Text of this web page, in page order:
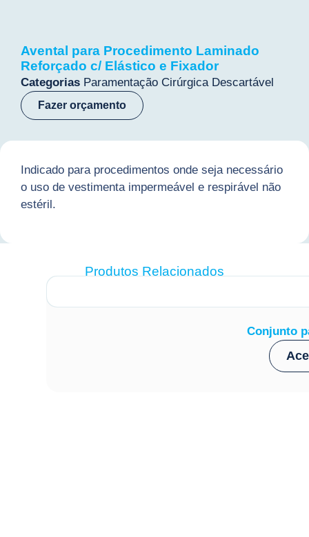
Avental para Procedimento Laminado
Reforçado c/ Elástico e Fixador
Categorias Paramentação Cirúrgica Descartável
Fazer orçamento
Indicado para procedimentos onde seja necessário
o uso de vestimenta impermeável e respirável não
estéril.
Produtos Relacionados
Conjunto